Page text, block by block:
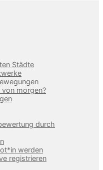
Städte
morgen?
durch
werden
registrieren